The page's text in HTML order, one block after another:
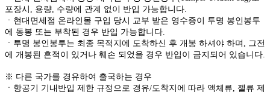
포장시, 용량, 수량에 관계 없이 반입 가능합니다.
ㆍ현대면세점 온라인몰 구입 당시 교부 받은 영수증이 투명 봉인봉투
에 동봉 또는 부착된 경우 반입 가능합니다.
ㆍ투명 봉인봉투는 최종 목적지에 도착하신 후 개봉 하셔야 하며, 그전
에 개봉된 흔적이 있거나 훼손 되었을 경우 반입이 금지되어 있습니다.
※ 다른 국가를 경유하여 출국하는 경우
ㆍ항공기 기내반입 제한 규정으로 경유/도착지에 따라 액체류, 젤류 제